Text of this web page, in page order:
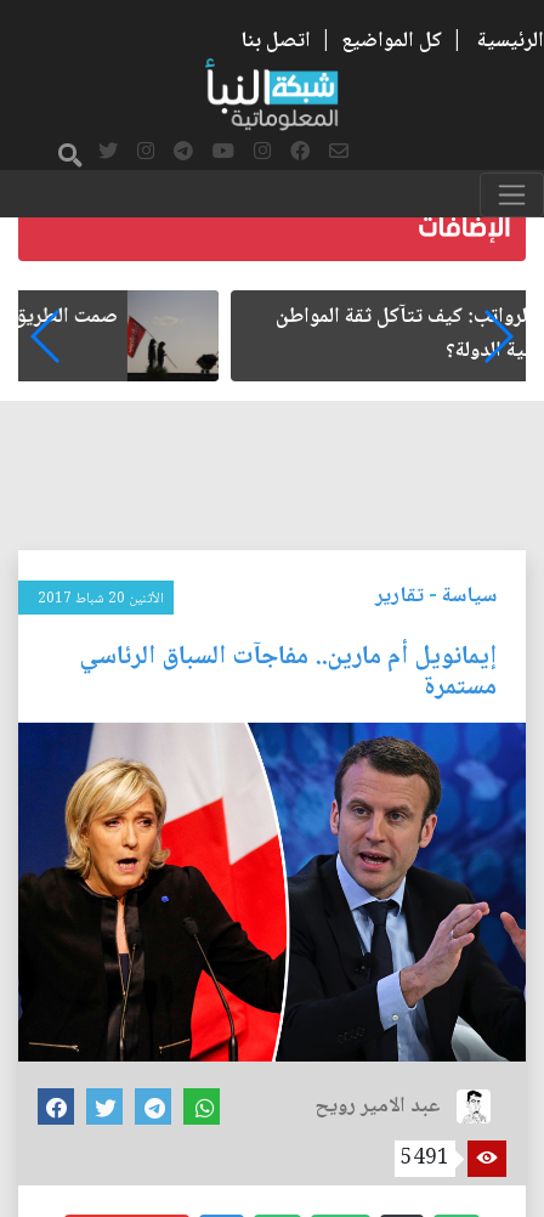
الرئيسية | كل المواضيع | اتصل بنا
صمت الطريق بعد الأربعين
سياسة-تقارير الأثنين 20 شباط 2017
إيمانويل أم مارين.. مفاجآت السباق الرئاسي
مستمرة
عبد الامير رويح
5491